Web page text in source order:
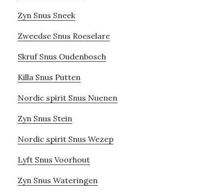
Zyn Snus Sneek
Zweedse Snus Roeselare
Skruf Snus Oudenbosch
Killa Snus Putten
Nordic spirit Snus Nuenen
Zyn Snus Stein
Nordic spirit Snus Wezep
Lyft Snus Voorhout
Zyn Snus Wateringen